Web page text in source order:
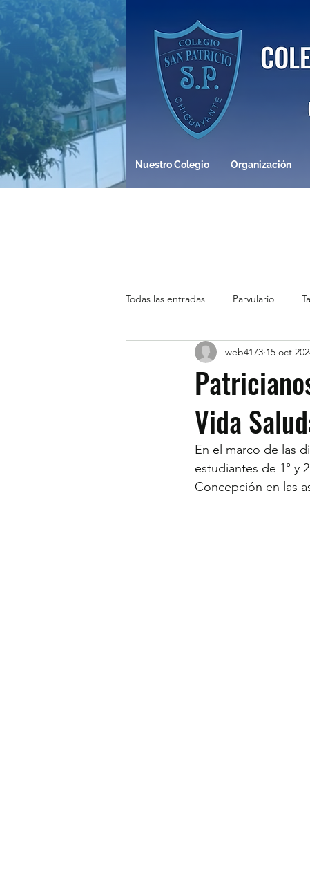
Nuestro Colegio Organización
Todas las entradas Parvulario
Vida
web4173 15 oct
En el marco de las
estudiantes de 1° y
Concepción en las